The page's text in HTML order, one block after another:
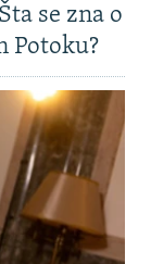
se zna o
Potoku?